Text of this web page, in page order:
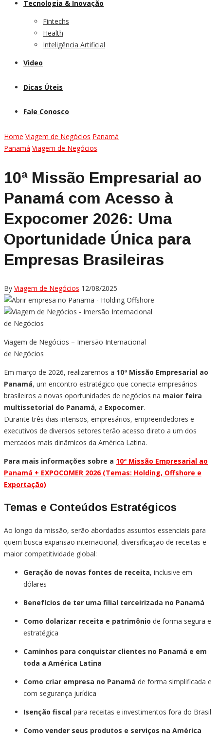
Tecnologia & Inovação
Fintechs
Health
Inteligência Artificial
Video
Dicas Úteis
Fale Conosco
Home Viagem de Negócios Panamá
Panamá Viagem de Negócios
10ª Missão Empresarial ao
Panamá com Acesso à
Expocomer 2026: Uma
Oportunidade Única para
Empresas Brasileiras
By Viagem de Negócios 12/08/2025
Viagem de Negócios – Imersão Internacional
de Negócios
Em março de 2026, realizaremos a 10ª Missão Empresarial ao
Panamá, um encontro estratégico que conecta empresários
brasileiros a novas oportunidades de negócios na maior feira
multissetorial do Panamá, a Expocomer.
Durante três dias intensos, empresários, empreendedores e
executivos de diversos setores terão acesso direto a um dos
mercados mais dinâmicos da América Latina.
Para mais informações sobre a 10ª Missão Empresarial ao
Panamá + EXPOCOMER 2026 (Temas: Holding, Offshore e
Exportação)
Temas e Conteúdos Estratégicos
Ao longo da missão, serão abordados assuntos essenciais para
quem busca expansão internacional, diversificação de receitas e
maior competitividade global:
Geração de novas fontes de receita, inclusive em
dólares
Benefícios de ter uma filial terceirizada no Panamá
Como dolarizar receita e patrimônio de forma segura e
estratégica
Caminhos para conquistar clientes no Panamá e em
toda a América Latina
Como criar empresa no Panamá de forma simplificada e
com segurança jurídica
Isenção fiscal para receitas e investimentos fora do Brasil
Como vender seus produtos e serviços na América